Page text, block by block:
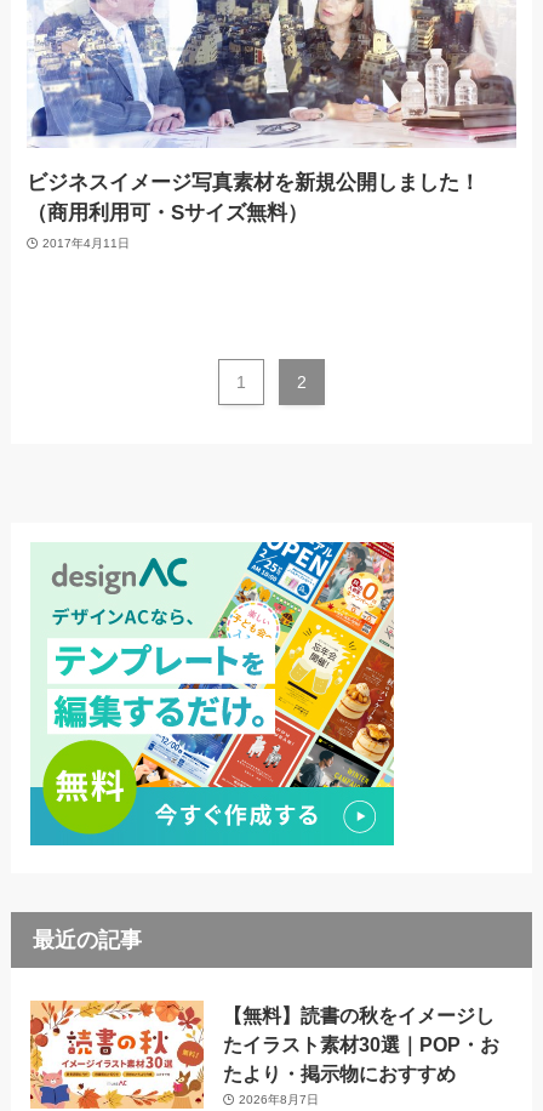
ビジネスイメージ写真素材を新規公開しました！
（商用利用可・Sサイズ無料）
2017年4月11日
1 2
最近の記事
【無料】読書の秋をイメージし
たイラスト素材30選｜POP・お
たより・掲示物におすすめ
2026年8月7日